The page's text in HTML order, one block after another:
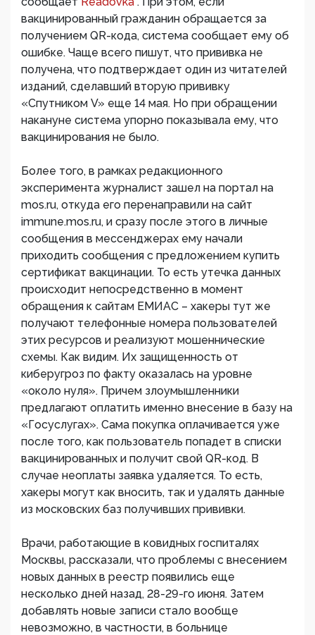
вакцинированный гражданин обращается за
получением QR-кода, система сообщает ему об
ошибке. Чаще всего пишут, что прививка не
получена, что подтверждает один из читателей
изданий, сделавший вторую прививку
«Спутником V» еще 14 мая. Но при обращении
накануне система упорно показывала ему, что
вакцинирования не было.
Более того, в рамках редакционного
эксперимента журналист зашел на портал на
mos.ru, откуда его перенаправили на сайт
immune.mos.ru, и сразу после этого в личные
сообщения в мессенджерах ему начали
приходить сообщения с предложением купить
сертификат вакцинации. То есть утечка данных
происходит непосредственно в момент
обращения к сайтам ЕМИАС – хакеры тут же
получают телефонные номера пользователей
этих ресурсов и реализуют мошеннические
схемы. Как видим. Их защищенность от
киберугроз по факту оказалась на уровне
«около нуля». Причем злоумышленники
предлагают оплатить именно внесение в базу на
«Госуслугах». Сама покупка оплачивается уже
после того, как пользователь попадет в списки
вакцинированных и получит свой QR-код. В
случае неоплаты заявка удаляется. То есть,
хакеры могут как вносить, так и удалять данные
из московских баз получивших прививки.
Врачи, работающие в ковидных госпиталях
Москвы, рассказали, что проблемы с внесением
новых данных в реестр появились еще
несколько дней назад, 28-29-го июня. Затем
добавлять новые записи стало вообще
невозможно, в частности, в больнице